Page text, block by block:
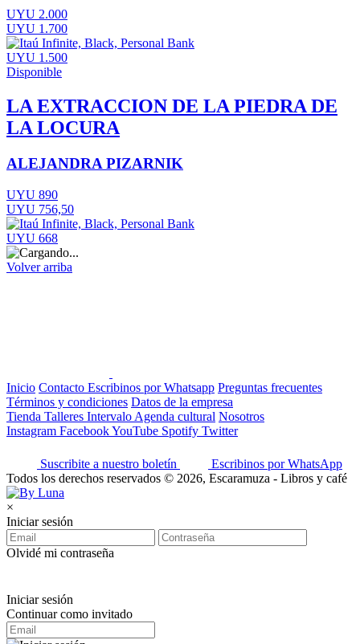
UYU 2.000
UYU 1.700
UYU 1.500
Disponible
LA EXTRACCION DE LA PIEDRA DE
LA LOCURA
ALEJANDRA PIZARNIK
UYU 890
UYU 756,50
UYU 668
Volver arriba
Inicio Contacto Escribinos por Whatsapp Preguntas frecuentes
Términos y condiciones Datos de la empresa
Tienda Talleres Intervalo Agenda cultural Nosotros
Instagram FacebookYouTube Spotify Twitter
Suscribite a nuestro boletín
Escribinos por WhatsApp
Todos los derechos reservados © 2026, Escaramuza - Libros y café
×
Iniciar sesión
Olvidé mi contraseña
Iniciar sesión
Continuar como invitado